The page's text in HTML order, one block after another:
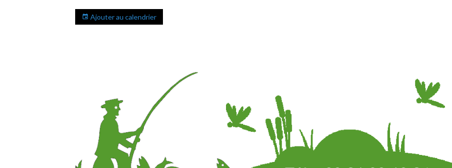
Ajouter au calendrier